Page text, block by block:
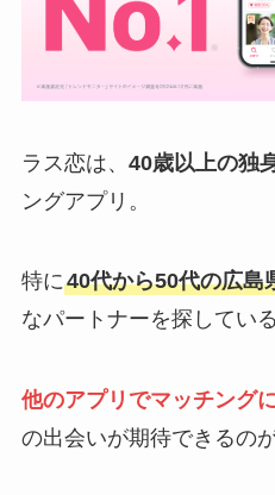
ラス恋は、 40歳以上の独
ングアプリ。
特に40代から50代の広島
なパートナーを探してい
他のアプリでマッチング
の出会いが期待できるの